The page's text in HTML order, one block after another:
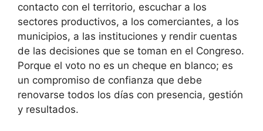
contacto con el territorio, escuchar a los
sectores productivos, a los comerciantes, a los
municipios, a las instituciones y rendir cuentas
de las decisiones que se toman en el Congreso.
Porque el voto no es un cheque en blanco; es
un compromiso de confianza que debe
renovarse todos los días con presencia, gestión
y resultados.